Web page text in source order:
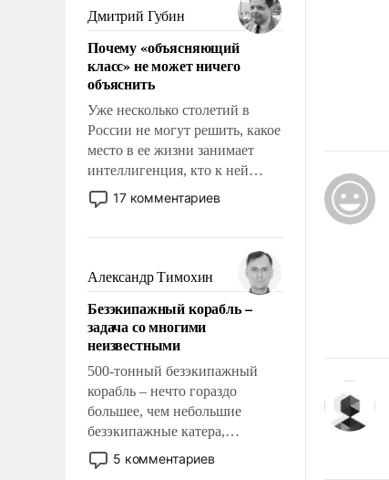
фундаментальным знанием,
что мировая политика имеет
свойство заявляться на порог
нашего дома.
Дмитрий Губин
Почему «объясняющий
класс» не может ничего
объяснить
Уже несколько столетий в
России не могут решить, какое
место в ее жизни занимает
интеллигенция, кто к ней
принадлежит, а кого из нее
исключили с правом
чем она отличается от просто
образованных людей. Иногда
казалось, что эти вопросы
решены раз и навсегда, но –
нет, не решены.
17 комментариев
Александр Тимохин
Безэкипажный корабль –
задача со многими
неизвестными
500-тонный безэкипажный
корабль – нечто гораздо
большее, чем небольшие
безэкипажные катера,
применение которых уже
стало обыденностью. Задача по
5 комментариев